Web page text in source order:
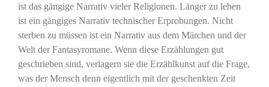
ist das gängige Narrativ vieler Religionen. Länger zu leben
ist ein gängiges Narrativ technischer Erprobungen. Nicht
sterben zu müssen ist ein Narrativ aus dem Märchen und der
Welt der Fantasyromane. Wenn diese Erzählungen gut
geschrieben sind, verlagern sie die Erzählkunst auf die Frage,
was der Mensch denn eigentlich mit der geschenkten Zeit